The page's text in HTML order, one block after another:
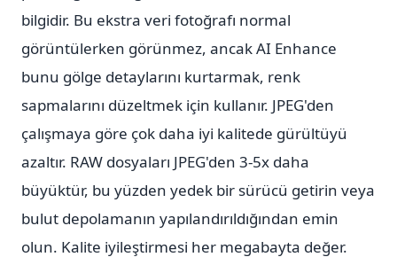
bilgidir. Bu ekstra veri fotoğrafı normal
görüntülerken görünmez, ancak AI Enhance
bunu gölge detaylarını kurtarmak, renk
sapmalarını düzeltmek için kullanır. JPEG'den
çalışmaya göre çok daha iyi kalitede gürültüyü
azaltır. RAW dosyaları JPEG'den 3-5x daha
büyüktür, bu yüzden yedek bir sürücü getirin veya
bulut depolamanın yapılandırıldığından emin
olun. Kalite iyileştirmesi her megabayta değer.